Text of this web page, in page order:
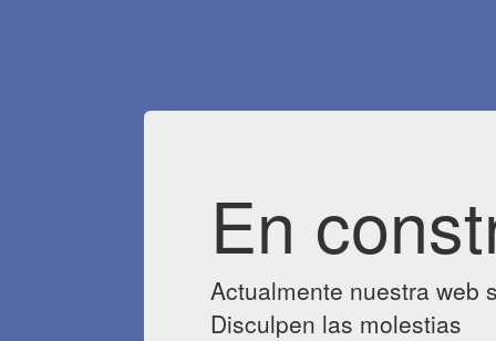
En
Actualmente nuestra web
Disculpen las molestias